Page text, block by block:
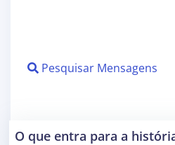
Pesquisar Mensagens
O que entra para a